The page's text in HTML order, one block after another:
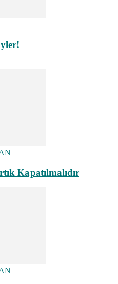
Kapatılmalıdır